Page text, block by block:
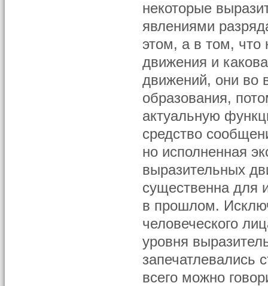
некоторые
явлениями
этом, а в том, что
движения и
движений, они во
образования,
актуальную
средство
но исполненная
выразительных
существенна для
в прошлом.
человеческого
уровня
всего можно